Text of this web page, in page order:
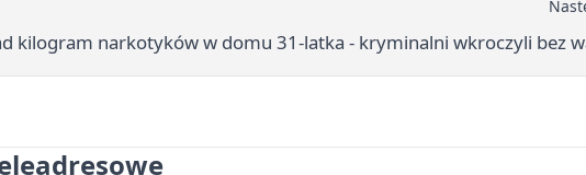
kilogram narkotyków w domu 31-latka - kryminalni wkroczyli bez